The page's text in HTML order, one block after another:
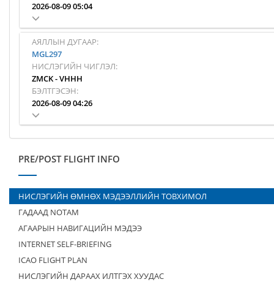
2026-08-09 05:04
АЯЛЛЫН ДУГААР:
MGL297
НИСЛЭГИЙН ЧИГЛЭЛ:
ZMCK-VHHH
БЭЛТГЭСЭН:
2026-08-09 04:26
PRE/POST FLIGHT INFO
НИСЛЭГИЙН ӨМНӨХ МЭДЭЭЛЛИЙН ТОВХИМОЛ
ГАДААД NOTAM
АГААРЫН НАВИГАЦИЙН МЭДЭЭ
INTERNET SELF-BRIEFING
ICAO FLIGHT PLAN
НИСЛЭГИЙН ДАРААХ ИЛТГЭХ ХУУДАС